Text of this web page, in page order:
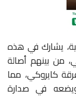
يشارك في هذه
من بينهم أصالة
كايروكي، مما
ويضعه في صدارة